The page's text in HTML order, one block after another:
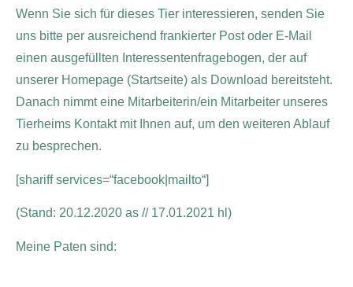
Wenn Sie sich für dieses Tier interessieren, senden Sie
uns bitte per ausreichend frankierter Post oder E-Mail
einen ausgefüllten Interessentenfragebogen, der auf
unserer Homepage (Startseite) als Download bereitsteht.
Danach nimmt eine Mitarbeiterin/ein Mitarbeiter unseres
Tierheims Kontakt mit Ihnen auf, um den weiteren Ablauf
zu besprechen.
[shariff services=“facebook|mailto“]
(Stand: 20.12.2020 as // 17.01.2021 hl)
Meine Paten sind: